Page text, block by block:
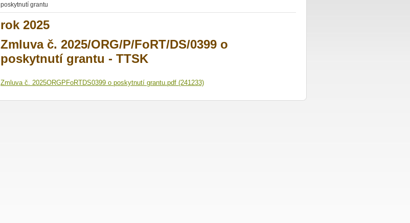
poskytnutí grantu
rok 2025
Zmluva č. 2025/ORG/P/FoRT/DS/0399 o
poskytnutí grantu - TTSK
Zmluva č. 2025ORGPFoRTDS0399 o poskytnutí grantu.pdf (241233)